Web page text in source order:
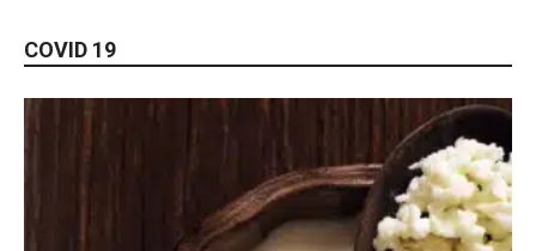
COVID 19